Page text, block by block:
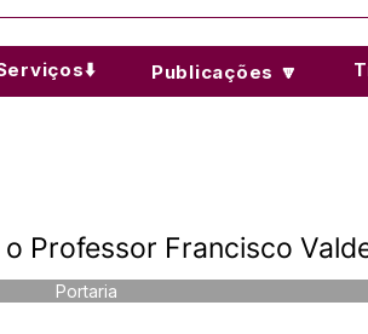
Publicações 🔽
Professor Francisco
Portaria